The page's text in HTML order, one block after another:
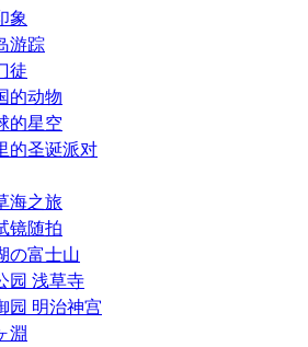
象
游踪
徒
的动物
的星空
的圣诞派对
海之旅
镜随拍
の富士山
园 浅草寺
园 明治神宫
淵